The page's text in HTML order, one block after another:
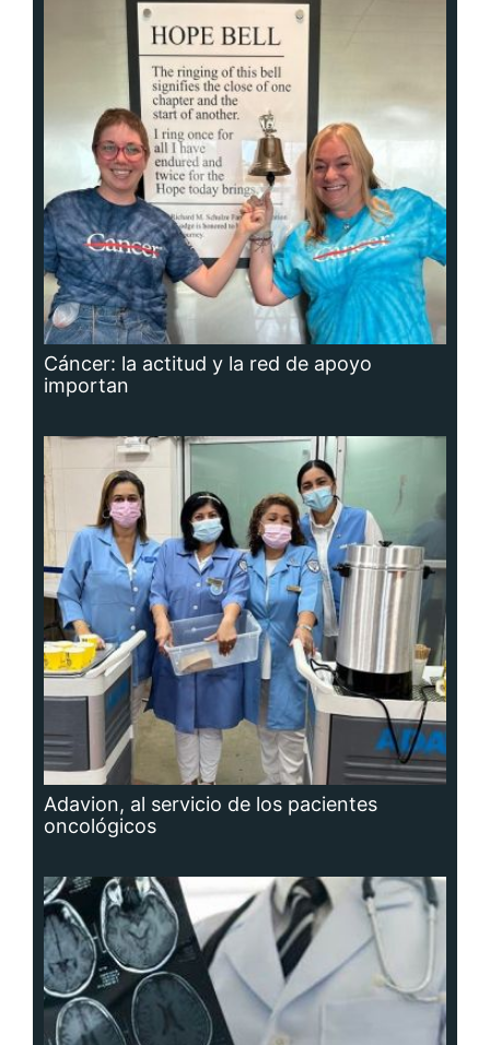
Cáncer: la actitud y la red de apoyo
importan
Adavion, al servicio de los pacientes
oncológicos